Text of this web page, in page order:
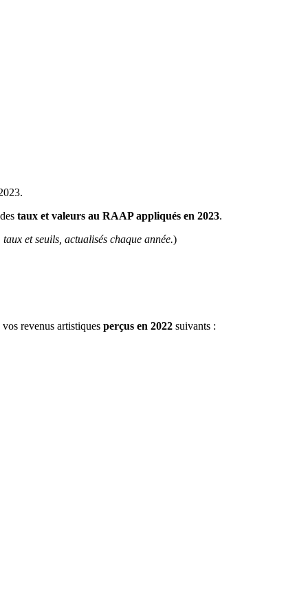
taux et valeurs au RAAP appliqués en 2023.
et seuils, actualisés chaque année.)
revenus artistiques perçus en 2022 suivants :